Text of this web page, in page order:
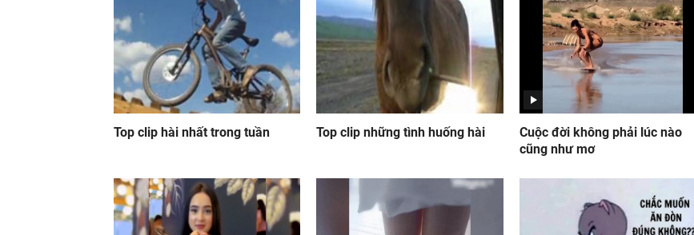
Top clip hài nhất trong tuần Top clip những tình huống hài
Cuộc đời không phải lúc nào
cũng như mơ